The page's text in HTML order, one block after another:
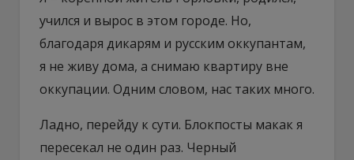
учился и вырос в этом городе. Но,
благодаря дикарям и русским оккупантам,
я не живу дома, а снимаю квартиру вне
оккупации. Одним словом, нас таких много.
Ладно, перейду к сути. Блокпосты макак я
пересекал не один раз. Черный